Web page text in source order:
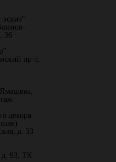
36
пр-т,
декора
д. 33
д. 93, ТК